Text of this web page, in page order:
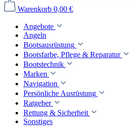
Warenkorb 0,00 €
Angebote
Angeln
Bootsausrüstung
Bootsfarbe, Pflege & Reparatur
Bootstechnik
Marken
Navigation
Persönliche Ausrüstung
Ratgeber
Rettung & Sicherheit
Sonstiges